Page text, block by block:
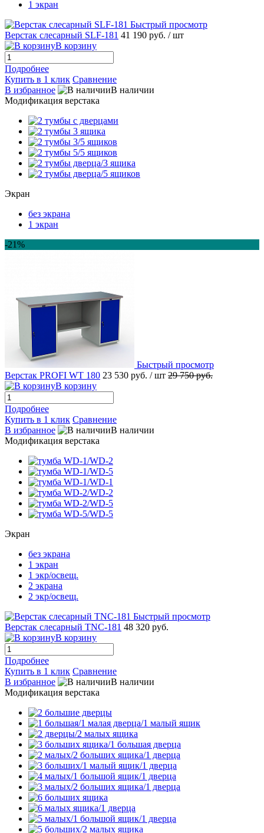
1 экран
Быстрый просмотр
Верстак слесарный SLF-181 41 190 руб. / шт
В корзину
Подробнее
Купить в 1 клик Сравнение
В избранное
В наличии
Модификация верстака
Экран
без экрана
1 экран
-21%
Быстрый просмотр
Верстак PROFI WT 180 23 530 руб. / шт 29 750 руб.
В корзину
Подробнее
Купить в 1 клик Сравнение
В избранное
В наличии
Модификация верстака
Экран
без экрана
1 экран
1 экр/освещ.
2 экрана
2 экр/освещ.
Быстрый просмотр
Верстак слесарный TNC-181 48 320 руб.
В корзину
Подробнее
Купить в 1 клик Сравнение
В избранное
В наличии
Модификация верстака